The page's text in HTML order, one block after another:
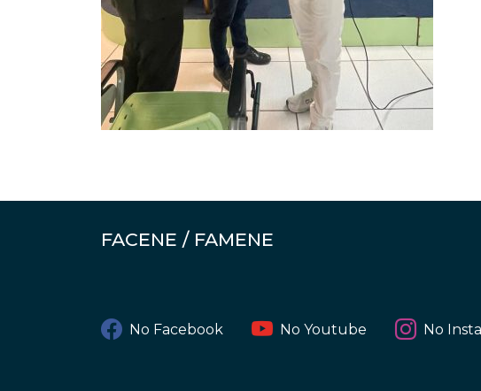
FACENE / FAMENE
No Facebook No Youtube No